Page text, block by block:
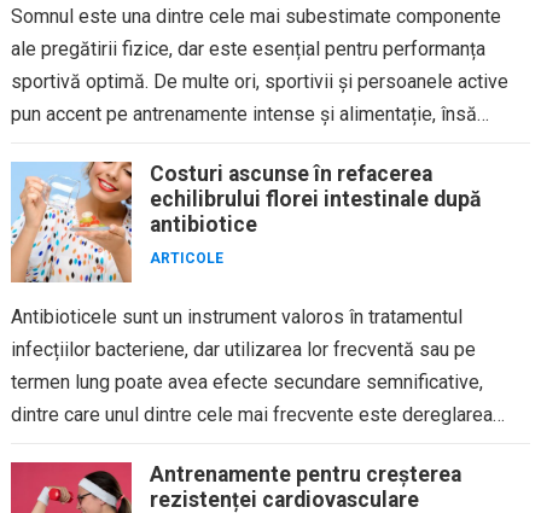
Somnul este una dintre cele mai subestimate componente
ale pregătirii fizice, dar este esențial pentru performanța
sportivă optimă. De multe ori, sportivii și persoanele active
pun accent pe antrenamente intense și alimentație, însă
Costuri ascunse în refacerea
echilibrului florei intestinale după
antibiotice
ARTICOLE
Antibioticele sunt un instrument valoros în tratamentul
infecțiilor bacteriene, dar utilizarea lor frecventă sau pe
termen lung poate avea efecte secundare semnificative,
dintre care unul dintre cele mai frecvente este dereglarea
Antrenamente pentru creșterea
rezistenței cardiovasculare